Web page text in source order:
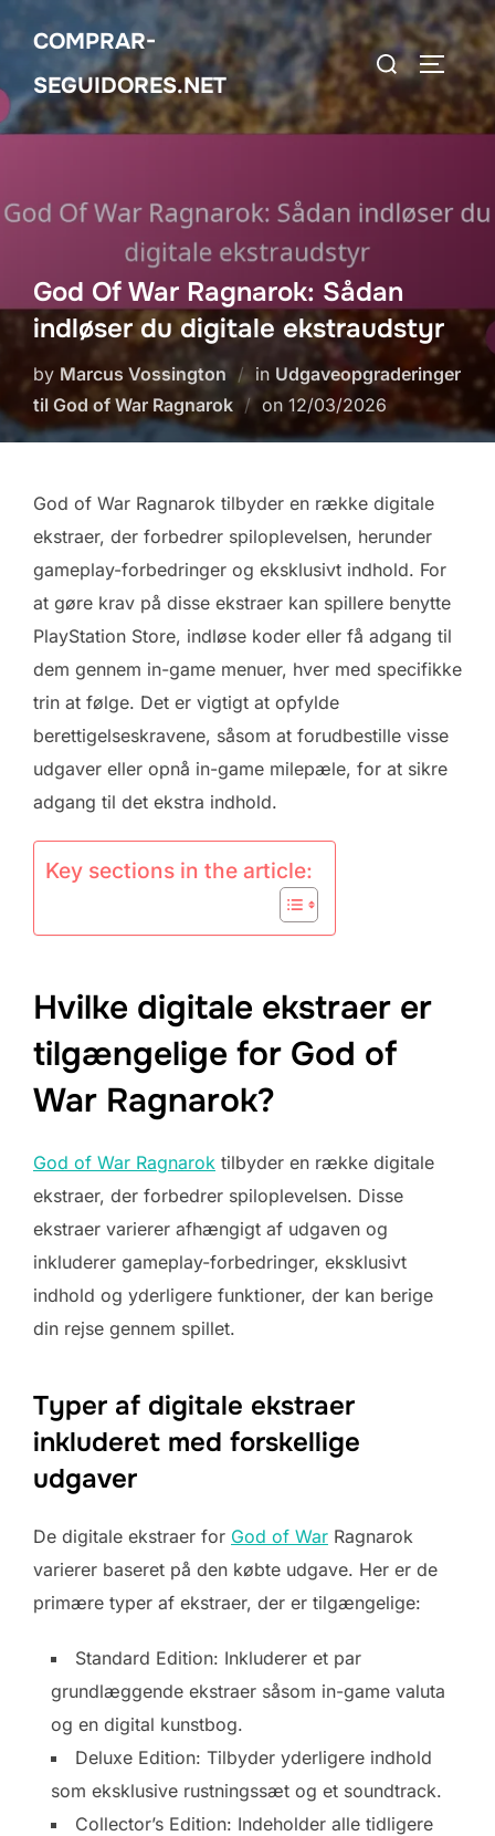
content
COMPRAR-
SEGUIDORES.NET
Search
for:
God Of War Ragnarok: Sådan
indløser du digitale ekstraudstyr
by Marcus Vossington in Udgaveopgraderinger
til God of War Ragnarok
on Posted
on
12/03/2026
God of War Ragnarok tilbyder en række digitale
ekstraer, der forbedrer spiloplevelsen, herunder
gameplay-forbedringer og eksklusivt indhold. For
at gøre krav på disse ekstraer kan spillere benytte
PlayStation Store, indløse koder eller få adgang til
dem gennem in-game menuer, hver med specifikke
trin at følge. Det er vigtigt at opfylde
berettigelseskravene, såsom at forudbestille visse
udgaver eller opnå in-game milepæle, for at sikre
adgang til det ekstra indhold.
Key sections in the article:
Hvilke digitale ekstraer er
tilgængelige for God of
War Ragnarok?
God of War Ragnarok tilbyder en række digitale
ekstraer, der forbedrer spiloplevelsen. Disse
ekstraer varierer afhængigt af udgaven og
inkluderer gameplay-forbedringer, eksklusivt
indhold og yderligere funktioner, der kan berige
din rejse gennem spillet.
Typer af digitale ekstraer
inkluderet med forskellige
udgaver
De digitale ekstraer for God of War Ragnarok
varierer baseret på den købte udgave. Her er de
primære typer af ekstraer, der er tilgængelige:
Standard Edition: Inkluderer et par
grundlæggende ekstraer såsom in-game valuta
og en digital kunstbog.
Deluxe Edition: Tilbyder yderligere indhold
som eksklusive rustningssæt og et soundtrack.
Collector’s Edition: Indeholder alle tidligere